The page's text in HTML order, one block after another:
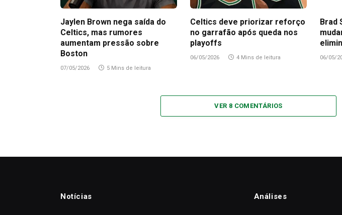
Jaylen Brown nega saída do
Celtics, mas rumores
aumentam pressão sobre
Boston
07/05/2026 5 Mins de leitura
Celtics deve priorizar reforço
no garrafão após queda nos
playoffs
06/05/2026 4 Mins de leitura
Brad
06/05/
VER 8 COMENTÁRIOS
Notícias Análises